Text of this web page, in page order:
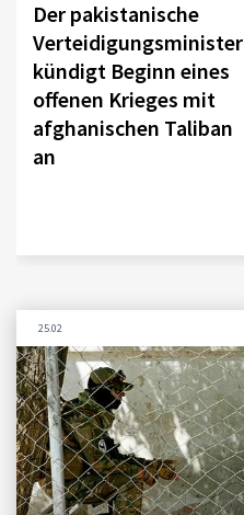
Der pakistanische
Verteidigungsminister
kündigt Beginn eines
offenen Krieges mit
afghanischen Taliban
an
25.02